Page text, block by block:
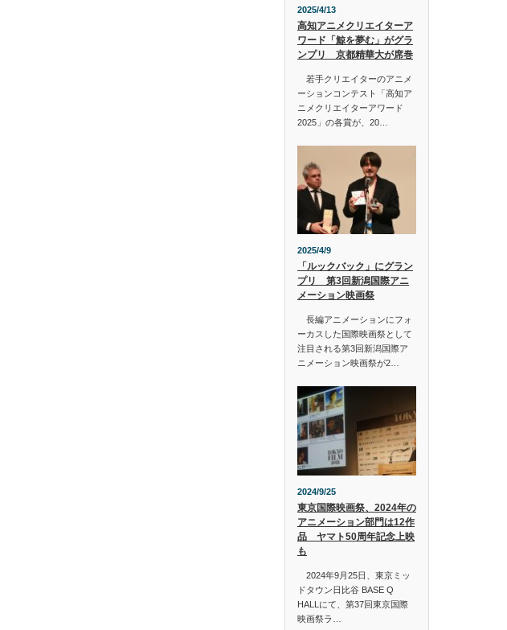
2025/4/13
高知アニメクリエイターア
ワード「鯨を夢む」がグラ
ンプリ 京都精華大が席巻
若手クリエイターのアニメ
ーションコンテスト「高知ア
ニメクリエイターアワード
2025」の各賞が、20…
2025/4/9
「ルックバック」にグラン
プリ 第3回新潟国際アニ
メーション映画祭
長編アニメーションにフォ
ーカスした国際映画祭として
注目される第3回新潟国際ア
ニメーション映画祭が2…
2024/9/25
東京国際映画祭、2024年の
アニメーション部門は12作
品 ヤマト50周年記念上映
も
2024年9月25日、東京ミッ
ドタウン日比谷 BASE Q
HALLにて、第37回東京国際
映画祭ラ…